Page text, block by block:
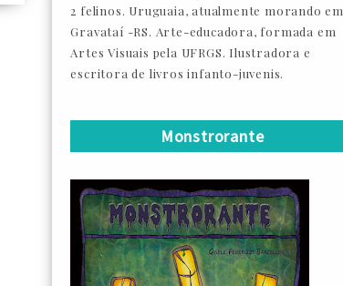
2 felinos. Uruguaia, atualmente morando em
Gravataí -RS. Arte-educadora, formada em
Artes Visuais pela UFRGS. Ilustradora e
escritora de livros infanto-juvenis.
Monstrorante